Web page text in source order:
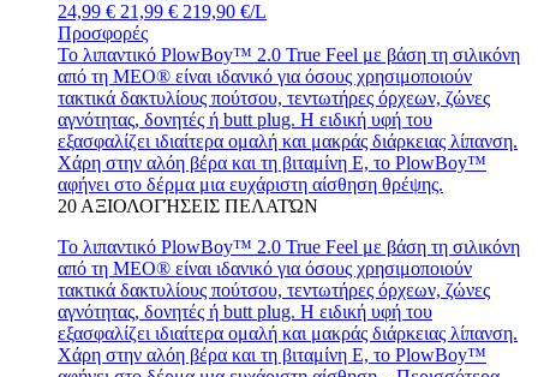
24,99 € 21,99 € 219,90 €/L
Προσφορές
Το λιπαντικό PlowBoy™ 2.0 True Feel με βάση τη σιλικόνη
από τη MEO® είναι ιδανικό για όσους χρησιμοποιούν
τακτικά δακτυλίους πούτσου, τεντωτήρες όρχεων, ζώνες
αγνότητας, δονητές ή butt plug. Η ειδική υφή του
εξασφαλίζει ιδιαίτερα ομαλή και μακράς διάρκειας λίπανση.
Χάρη στην αλόη βέρα και τη βιταμίνη Ε, το PlowBoy™
αφήνει στο δέρμα μια ευχάριστη αίσθηση θρέψης.
20ΑΞΙΟΛΟΓΉΣΕΙΣ ΠΕΛΑΤΏΝ
Το λιπαντικό PlowBoy™ 2.0 True Feel με βάση τη σιλικόνη
από τη MEO® είναι ιδανικό για όσους χρησιμοποιούν
τακτικά δακτυλίους πούτσου, τεντωτήρες όρχεων, ζώνες
αγνότητας, δονητές ή butt plug. Η ειδική υφή του
εξασφαλίζει ιδιαίτερα ομαλή και μακράς διάρκειας λίπανση.
Χάρη στην αλόη βέρα και τη βιταμίνη Ε, το PlowBoy™